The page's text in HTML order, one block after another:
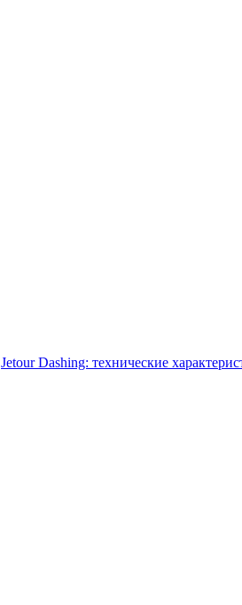
Jetour Dashing: технические